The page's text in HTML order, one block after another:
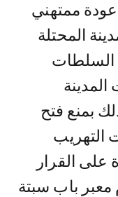
ممتهني
المحتلة
السلطات
بمنع فتح
التهريب
على القرار
معبر باب سبتة